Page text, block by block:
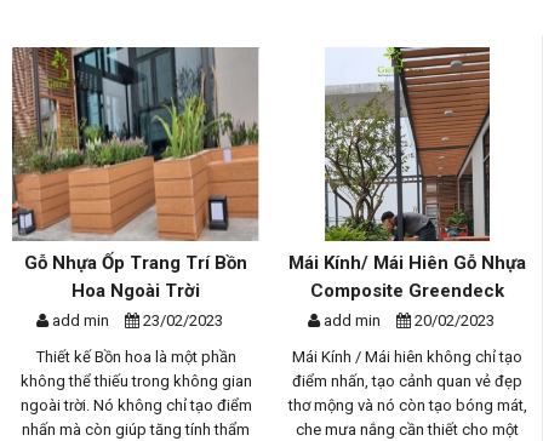
Gỗ Nhựa Ốp Trang Trí Bồn
Hoa Ngoài Trời
add min
23/02/2023
Thiết kế Bồn hoa là một phần
không thể thiếu trong không gian
ngoài trời. Nó không chỉ tạo điểm
nhấn mà còn giúp tăng tính thẩm
Mái Kính/ Mái Hiên Gỗ Nhựa
Composite Greendeck
add min
20/02/2023
Mái Kính / Mái hiên không chỉ tạo
điểm nhấn, tạo cảnh quan vẻ đẹp
thơ mộng và nó còn tạo bóng mát,
che mưa nắng cần thiết cho một